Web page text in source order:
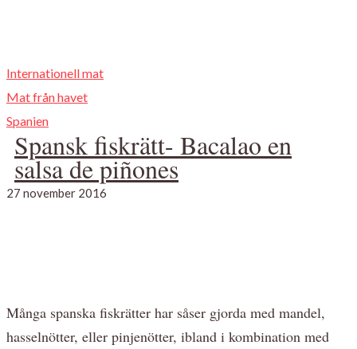
Internationell mat
Mat från havet
Spanien
Spansk fiskrätt- Bacalao en
salsa de piñones
27 november 2016
Många spanska fiskrätter har såser gjorda med mandel,
hasselnötter, eller pinjenötter, ibland i kombination med